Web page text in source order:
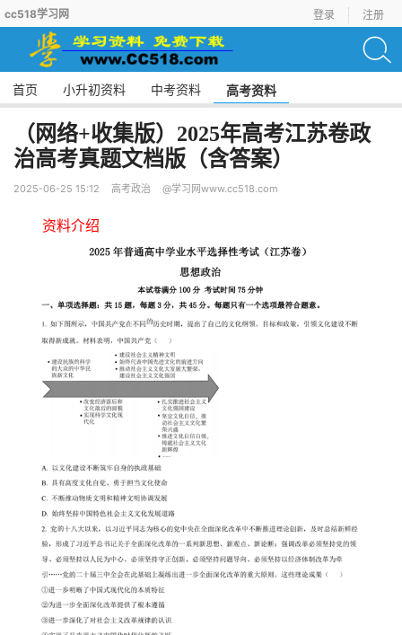
cc518学习网 登录 注册
首页 小升初资料 中考资料 高考资料
（网络+收集版）2025年高考江苏卷政
治高考真题文档版（含答案）
2025-06-25 15:12 高考政治 @学习网www.cc518.com
资料介绍